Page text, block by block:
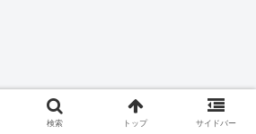
検索 トップ サイドバー